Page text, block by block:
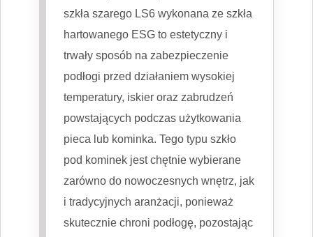
szkła szarego LS6 wykonana ze szkła
hartowanego ESG to estetyczny i
trwały sposób na zabezpieczenie
podłogi przed działaniem wysokiej
temperatury, iskier oraz zabrudzeń
powstających podczas użytkowania
pieca lub kominka. Tego typu szkło
pod kominek jest chętnie wybierane
zarówno do nowoczesnych wnętrz, jak
i tradycyjnych aranżacji, ponieważ
skutecznie chroni podłogę, pozostając